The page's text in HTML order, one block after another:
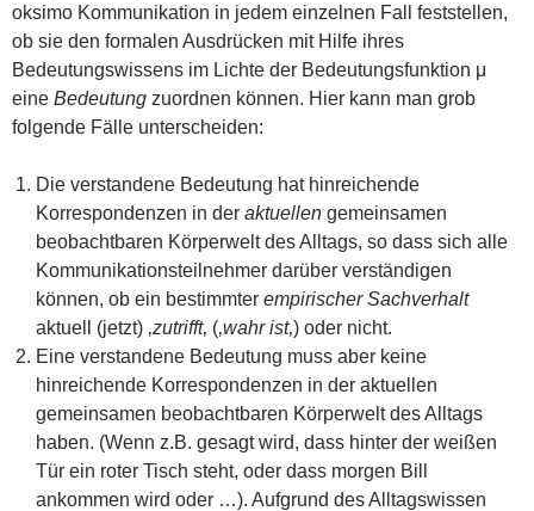
oksimo Kommunikation in jedem einzelnen Fall feststellen,
ob sie den formalen Ausdrücken mit Hilfe ihres
Bedeutungswissens im Lichte der Bedeutungsfunktion μ
eine Bedeutung zuordnen können. Hier kann man grob
folgende Fälle unterscheiden:
Die verstandene Bedeutung hat hinreichende
Korrespondenzen in der aktuellen gemeinsamen
beobachtbaren Körperwelt des Alltags, so dass sich alle
Kommunikationsteilnehmer darüber verständigen
können, ob ein bestimmter empirischer Sachverhalt
aktuell (jetzt) ‚zutrifft‚ (‚wahr ist‚) oder nicht.
Eine verstandene Bedeutung muss aber keine
hinreichende Korrespondenzen in der aktuellen
gemeinsamen beobachtbaren Körperwelt des Alltags
haben. (Wenn z.B. gesagt wird, dass hinter der weißen
Tür ein roter Tisch steht, oder dass morgen Bill
ankommen wird oder …). Aufgrund des Alltagswissen